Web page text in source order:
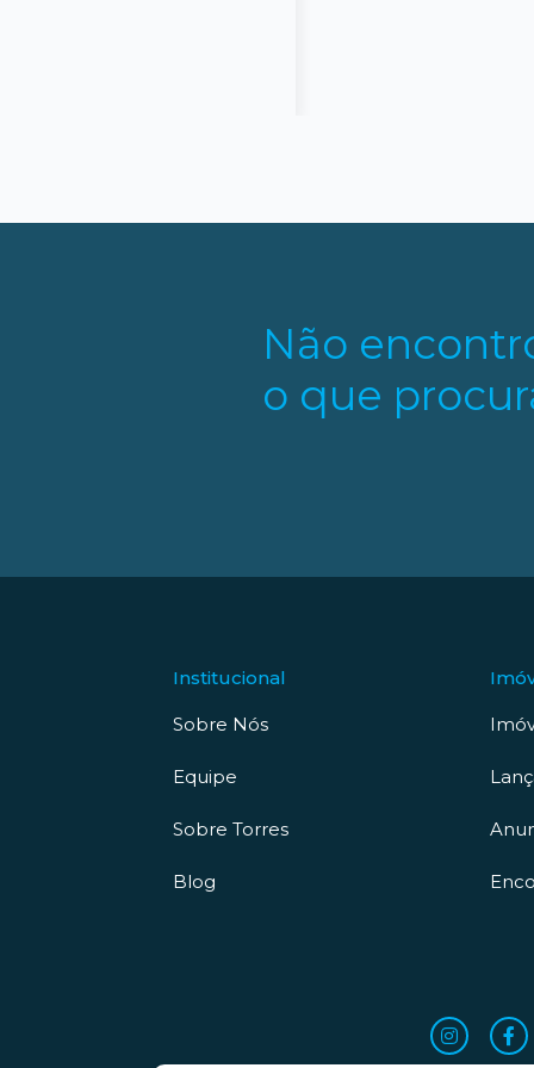
Não
o que
Institucional
Sobre Nós
Equipe
Sobre Torres
Blog